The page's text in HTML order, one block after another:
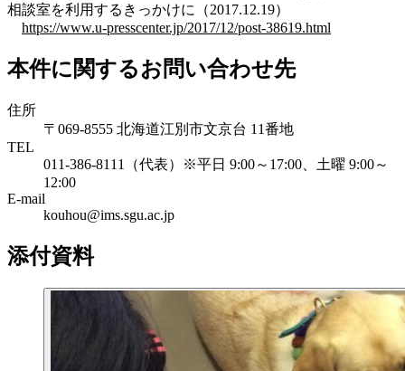
相談室を利用するきっかけに（2017.12.19）
https://www.u-presscenter.jp/2017/12/post-38619.html
本件に関するお問い合わせ先
住所
〒069-8555 北海道江別市文京台 11番地
TEL
011-386-8111（代表）※平日 9:00～17:00、土曜 9:00～
12:00
E-mail
kouhou@ims.sgu.ac.jp
添付資料